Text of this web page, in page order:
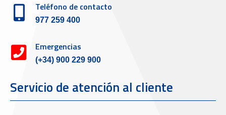
Teléfono de contacto
977 259 400
Emergencias
(+34) 900 229 900
Servicio de atención al cliente